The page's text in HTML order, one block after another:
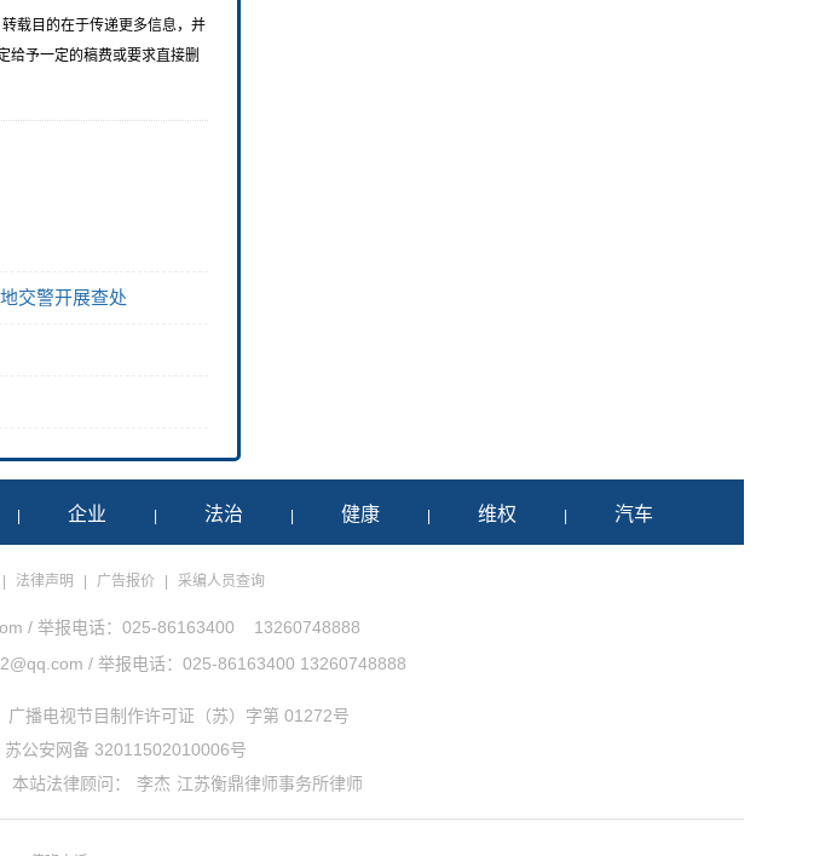
载目的在于传递更多信息，并
给予一定的稿费或要求直接删
交警开展查处
企业 法治 健康 维权 汽车
法律声明 广告报价 采编人员查询
/ 举报电话：025-86163400 13260748888
/ 举报电话：025-86163400 13260748888
广播电视节目制作许可证（苏）字第 01272号
苏公安网备 32011502010006号
本站法律顾问： 李杰 江苏衡鼎律师事务所律师